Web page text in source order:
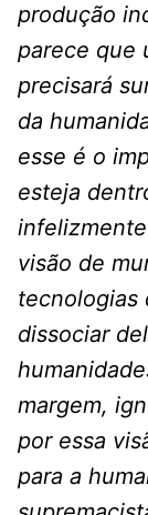
produção
parece que
precisará
da
esse é o
esteja
visão de
tecnologias
dissociar
margem,
por essa
para a